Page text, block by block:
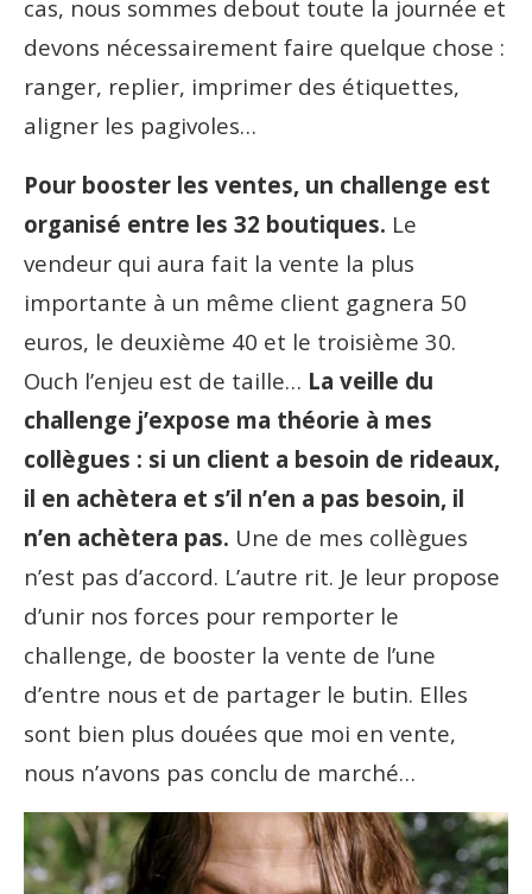
cas, nous sommes debout toute la journée et
devons nécessairement faire quelque chose :
ranger, replier, imprimer des étiquettes,
aligner les pagivoles…
Pour booster les ventes, un challenge est
organisé entre les 32 boutiques. Le
vendeur qui aura fait la vente la plus
importante à un même client gagnera 50
euros, le deuxième 40 et le troisième 30.
Ouch l’enjeu est de taille… La veille du
challenge j’expose ma théorie à mes
collègues : si un client a besoin de rideaux,
il en achètera et s’il n’en a pas besoin, il
n’en achètera pas. Une de mes collègues
n’est pas d’accord. L’autre rit. Je leur propose
d’unir nos forces pour remporter le
challenge, de booster la vente de l’une
d’entre nous et de partager le butin. Elles
sont bien plus douées que moi en vente,
nous n’avons pas conclu de marché…